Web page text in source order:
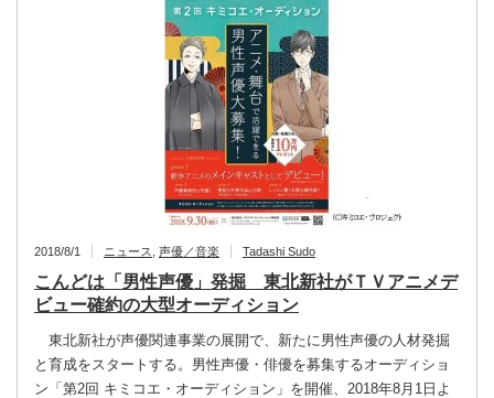
2018/8/1 ニュース 声優／音楽 Tadashi Sudo
こんどは「男性声優」発掘 東北新社がＴＶアニメデ
ビュー確約の大型オーディション
東北新社が声優関連事業の展開で、新たに男性声優の人材発掘
と育成をスタートする。男性声優・俳優を募集するオーディショ
ン「第2回 キミコエ・オーディション」を開催、2018年8月1日よ